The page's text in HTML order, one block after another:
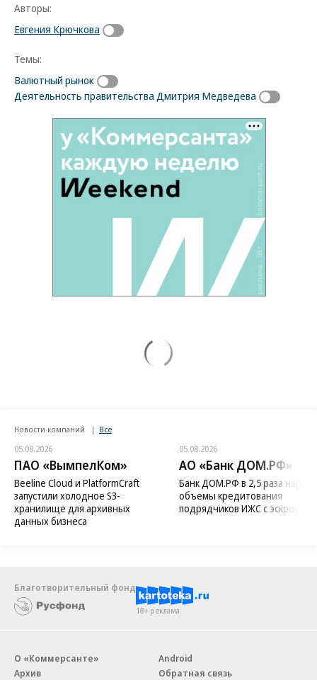
Авторы:
Евгения Крючкова
Темы:
Валютный рынок
Деятельность правительства Дмитрия Медведева
Новости компаний Все
05.08.2026
ПАО «ВымпелКом»
Beeline Cloud и PlatformCraft
запустили холодное S3-
хранилище для архивных
данных бизнеса
05.08.2026
АО «Банк ДОМ.РФ»
Банк ДОМ.РФ в 2,5 раза
объемы кредитования
подрядчиков ИЖС с эскроу
Благотворительный фонд
18+ реклама
О «Коммерсанте»
Архив
Android
Обратная связь